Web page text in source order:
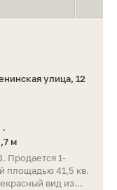
улица, 12
•
м
Продается 1-
площадью 41,5 кв.
вид из...